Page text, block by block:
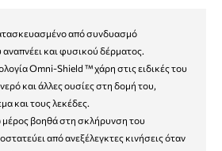
από συνδυασμό
και φυσικού δέρματος.
Omni-Shield ™ χάρη στις ειδικές του
και άλλες ουσίες στη δομή του,
και τους λεκέδες.
βοηθά στη σκλήρυνση του
από ανεξέλεγκτες κινήσεις όταν